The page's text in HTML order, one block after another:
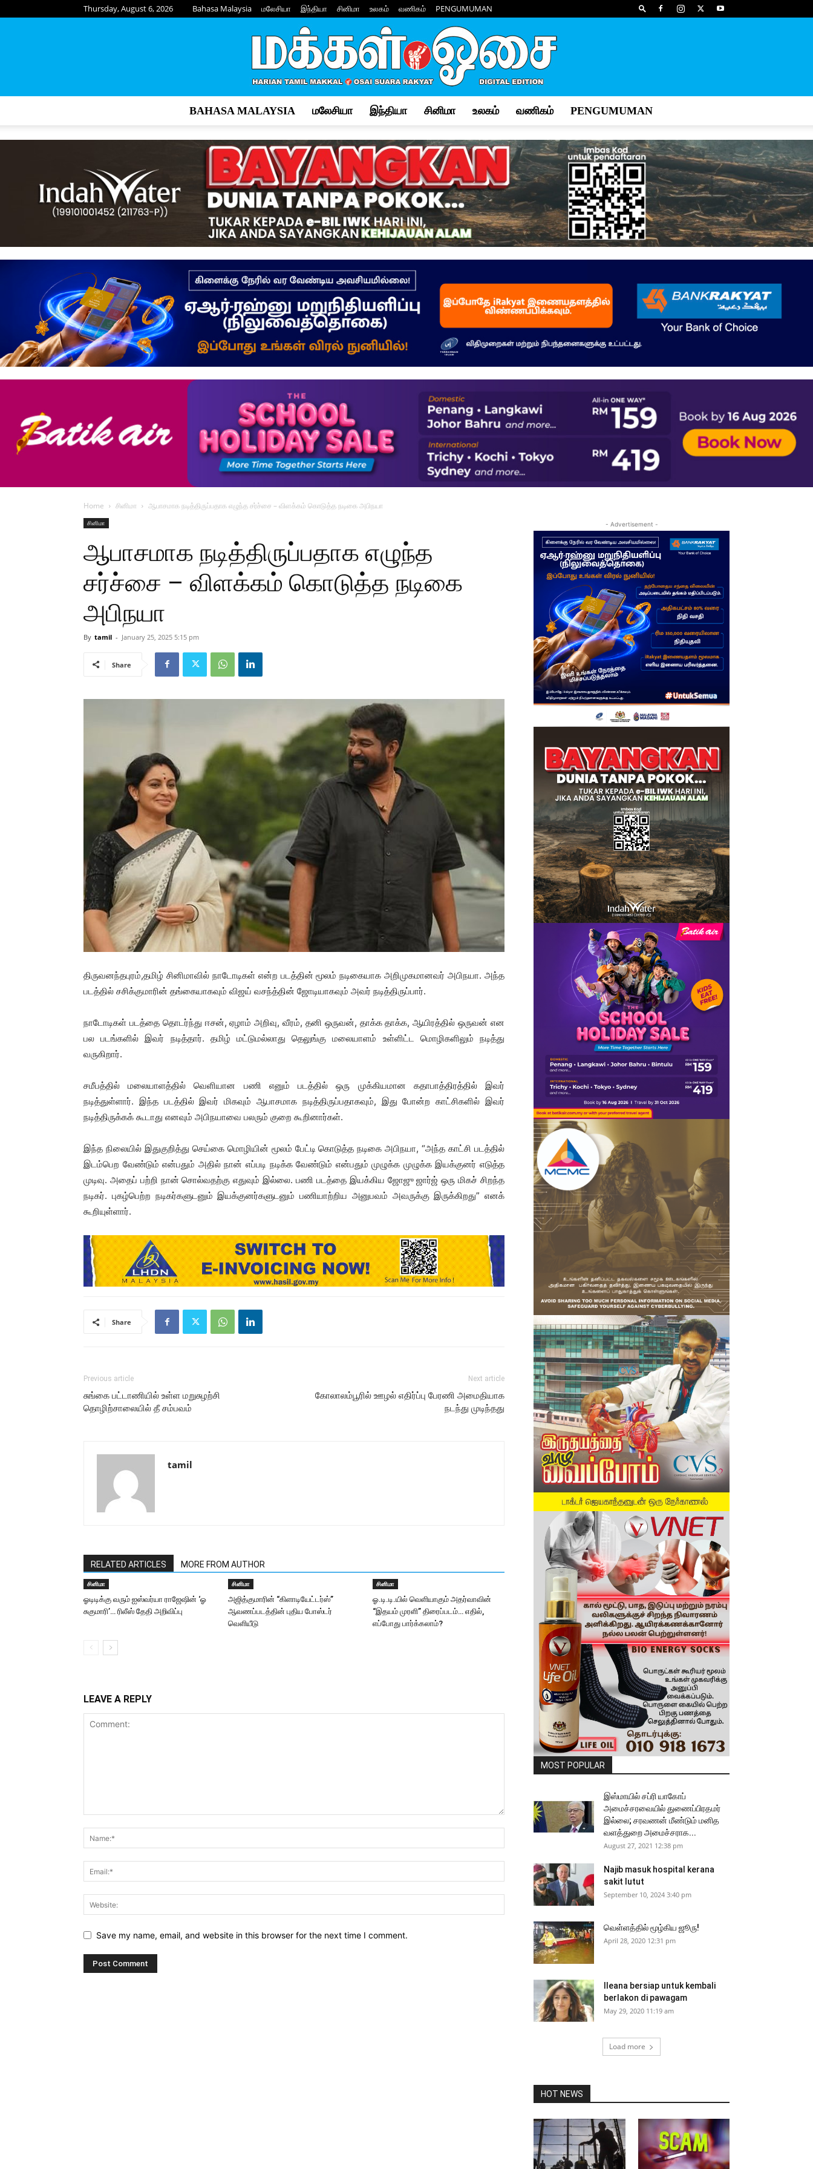
Thursday, August 6, 2026 Bahasa Malaysia மலேசியா இந்தியா சினிமா உலகம் வணிகம் PENGUMUMAN
Osai
–
மக்கள்
BAHASA MALAYSIA மலேசியா இந்தியா சினிமா உலகம் வணிகம் PENGUMUMAN
Home சினிமா ஆபாசமாக நடித்திருப்பதாக எழுந்த சர்ச்சை – விளக்கம் கொடுத்த நடிகை அபிநயா
சினிமா
ஆபாசமாக நடித்திருப்பதாக எழுந்த
சர்ச்சை – விளக்கம் கொடுத்த நடிகை
அபிநயா
By tamil - January 25, 2025 5:15 pm
Share
திருவனந்தபுரம்,தமிழ் சினிமாவில் நாடோடிகள் என்ற படத்தின் மூலம் நடிகையாக அறிமுகமானவர் அபிநயா. அந்த
படத்தில் சசிக்குமாரின் தங்கையாகவும் விஜய் வசந்த்தின் ஜோடியாகவும் அவர் நடித்திருப்பார்.
நாடோடிகள் படத்தை தொடர்ந்து ஈசன், ஏழாம் அறிவு, வீரம், தனி ஒருவன், தாக்க தாக்க, ஆயிரத்தில் ஒருவன் என
பல படங்களில் இவர் நடித்தார். தமிழ் மட்டுமல்லாது தெலுங்கு மலையாளம் உள்ளிட்ட மொழிகளிலும் நடித்து
வருகிறார்.
சமீபத்தில் மலையாளத்தில் வெளியான பணி எனும் படத்தில் ஒரு முக்கியமான கதாபாத்திரத்தில் இவர்
நடித்துள்ளார். இந்த படத்தில் இவர் மிகவும் ஆபாசமாக நடித்திருப்பதாகவும், இது போன்ற காட்சிகளில் இவர்
நடித்திருக்கக் கூடாது எனவும் அபிநயாவை பலரும் குறை கூறினார்கள்.
இந்த நிலையில் இதுகுறித்து செய்கை மொழியின் மூலம் பேட்டி கொடுத்த நடிகை அபிநயா, “அந்த காட்சி படத்தில்
இடம்பெற வேண்டும் என்பதும் அதில் நான் எப்படி நடிக்க வேண்டும் என்பதும் முழுக்க முழுக்க இயக்குனர் எடுத்த
முடிவு. அதைப் பற்றி நான் சொல்வதற்கு எதுவும் இல்லை. பணி படத்தை இயக்கிய ஜோஜு ஜார்ஜ் ஒரு மிகச் சிறந்த
நடிகர். புகழ்பெற்ற நடிகர்களுடனும் இயக்குனர்களுடனும் பணியாற்றிய அனுபவம் அவருக்கு இருக்கிறது” எனக்
கூறியுள்ளார்.
Share
Previous article
சுங்கை பட்டாணியில் உள்ள மறுசுழற்சி
தொழிற்சாலையில் தீ சம்பவம்
Next article
கோலாலம்பூரில் ஊழல் எதிர்ப்பு பேரணி அமைதியாக
நடந்து முடிந்தது
tamil
RELATED ARTICLES MORE FROM AUTHOR
சினிமா
ஓடிடிக்கு வரும் ஐஸ்வர்யா ராஜேஷின் ‘ஓ
சுகுமாரி’… ரிலீஸ் தேதி அறிவிப்பு
சினிமா
அஜித்குமாரின் “கிளாடியேட்டர்ஸ்”
ஆவணப்படத்தின் புதிய போஸ்டர்
வெளியீடு
சினிமா
ஓ.டி.டி.யில் வெளியாகும் அதர்வாவின்
“இதயம் முரளி” திரைப்படம்… எதில்,
எப்போது பார்க்கலாம்?
LEAVE A REPLY
Save my name, email, and website in this browser for the next time I comment.
- Advertisement -
MOST POPULAR
இஸ்மாயில் சப்ரி யாகோப்
அமைச்சரவையில் துணைப்பிரதமர்
இல்லை; சரவணன் மீண்டும் மனித
வளத்துறை அமைச்சராக...
August 27, 2021 12:38 pm
Najib masuk hospital kerana
sakit lutut
September 10, 2024 3:40 pm
வெள்ளத்தில் மூழ்கிய ஜூரு!
April 28, 2020 12:31 pm
Ileana bersiap untuk kembali
berlakon di pawagam
May 29, 2020 11:19 am
Load more
HOT NEWS